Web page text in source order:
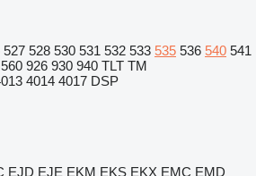
527 528 530 531 532 533 535 536 540 541
560 926 930 940 TLT TM
4014 4017 DSP
EJD EJE EKM EKS EKX EMC EMD